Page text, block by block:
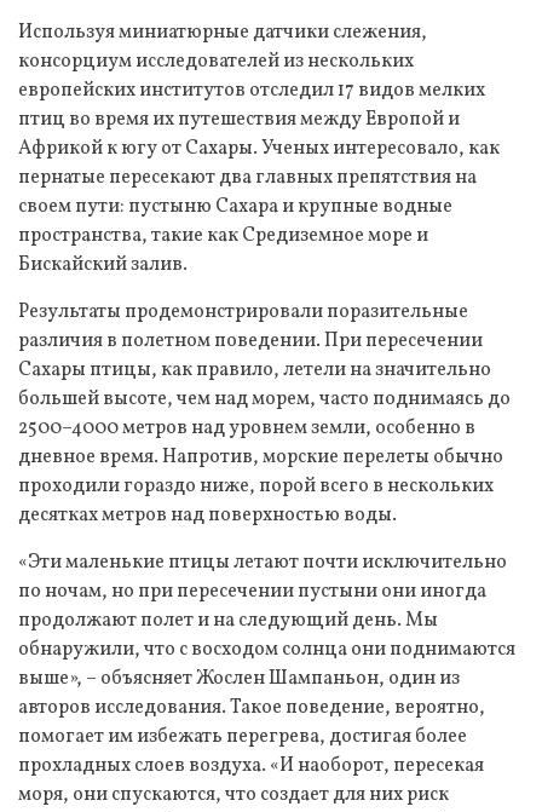
Используя миниатюрные датчики слежения,
консорциум исследователей из нескольких
европейских институтов отследил 17 видов мелких
птиц во время их путешествия между Европой и
Африкой к югу от Сахары. Ученых интересовало, как
пернатые пересекают два главных препятствия на
своем пути: пустыню Сахара и крупные водные
пространства, такие как Средиземное море и
Бискайский залив.
Результаты продемонстрировали поразительные
различия в полетном поведении. При пересечении
Сахары птицы, как правило, летели на значительно
большей высоте, чем над морем, часто поднимаясь до
2500–4000 метров над уровнем земли, особенно в
дневное время. Напротив, морские перелеты обычно
проходили гораздо ниже, порой всего в нескольких
десятках метров над поверхностью воды.
«Эти маленькие птицы летают почти исключительно
по ночам, но при пересечении пустыни они иногда
продолжают полет и на следующий день. Мы
обнаружили, что с восходом солнца они поднимаются
выше», – объясняет Жослен Шампаньон, один из
авторов исследования. Такое поведение, вероятно,
помогает им избежать перегрева, достигая более
прохладных слоев воздуха. «И наоборот, пересекая
моря, они спускаются, что создает для них риск